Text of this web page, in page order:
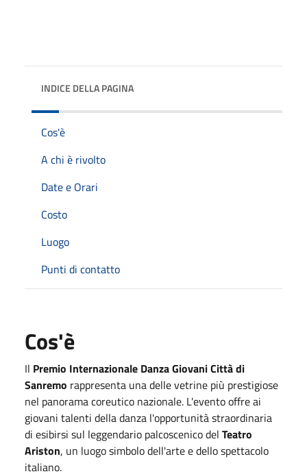
INDICE DELLA PAGINA
Cos'è
A chi è rivolto
Date e Orari
Costo
Luogo
Punti di contatto
Cos'è
Il Premio Internazionale Danza Giovani Città di
Sanremo rappresenta una delle vetrine più prestigiose
nel panorama coreutico nazionale. L'evento offre ai
giovani talenti della danza l'opportunità straordinaria
di esibirsi sul leggendario palcoscenico del Teatro
Ariston, un luogo simbolo dell'arte e dello spettacolo
italiano.